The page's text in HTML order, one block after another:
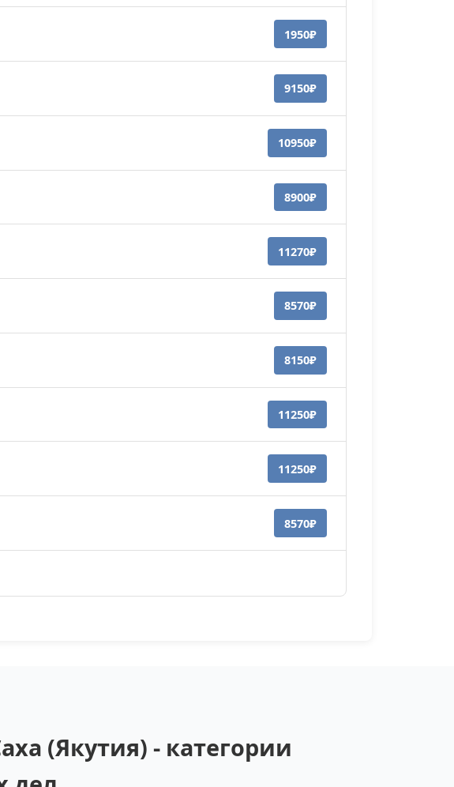
1950₽
9150₽
10950₽
8900₽
11270₽
8570₽
8150₽
11250₽
11250₽
8570₽
(Якутия) - категории